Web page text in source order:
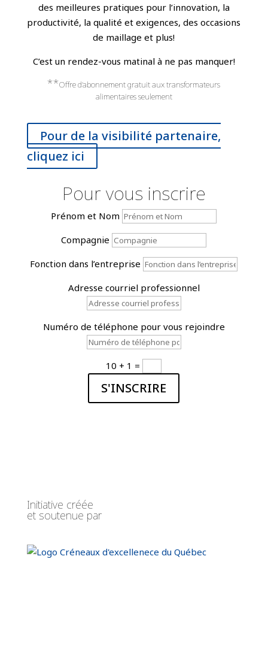
des meilleures pratiques pour l’innovation, la
productivité, la qualité et exigences, des occasions
de maillage et plus!
C’est un rendez-vous matinal à ne pas manquer!
**Offre d’abonnement gratuit aux transformateurs
alimentaires seulement
Pour de la visibilité partenaire,
cliquez ici
Pour vous inscrire
Prénom et Nom
Compagnie
Fonction dans l’entreprise
Adresse courriel professionnel
Numéro de téléphone pour vous rejoindre
10 + 1 =
S'INSCRIRE
Initiative créée
et soutenue par